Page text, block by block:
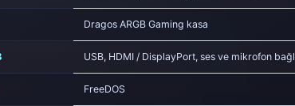
Dragos ARGB Gaming kasa
USB, HDMI / DisplayPort, ses ve mikrofon
FreeDOS